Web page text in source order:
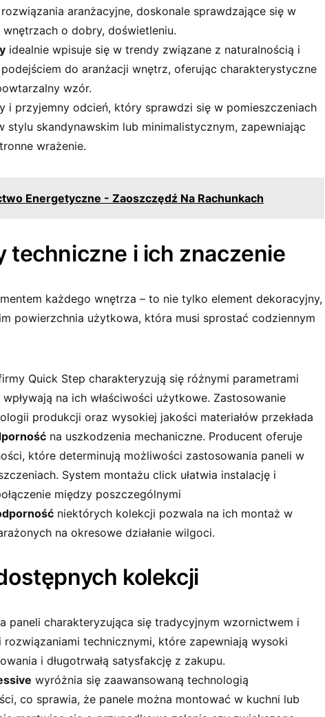
aranżacyjne, doskonale sprawdzające się w
o dobry, doświetleniu.
idealnie wpisuje się w trendy związane z naturalnością i
do aranżacji wnętrz, oferując charakterystyczne
wzór.
i przyjemny odcień, który sprawdzi się w pomieszczeniach
stylu skandynawskim lub minimalistycznym, zapewniając
wrażenie.
Energetyczne - Zaoszczędź Na Rachunkach
techniczne i ich znaczenie
każdego wnętrza – to nie tylko element dekoracyjny,
powierzchnia użytkowa, która musi sprostać codziennym
Quick Step charakteryzują się różnymi parametrami
na ich właściwości użytkowe. Zastosowanie
produkcji oraz wysokiej jakości materiałów przekłada
na uszkodzenia mechaniczne. Producent oferuje
które determinują możliwości zastosowania paneli w
System montażu click ułatwia instalację i
między poszczególnymi
niektórych kolekcji pozwala na ich montaż w
na okresowe działanie wilgoci.
kolekcji
paneli charakteryzująca się tradycyjnym wzornictwem i
rozwiązaniami technicznymi, które zapewniają wysoki
i długotrwałą satysfakcję z zakupu.
wyróżnia się zaawansowaną technologią
co sprawia, że panele można montować w kuchni lub